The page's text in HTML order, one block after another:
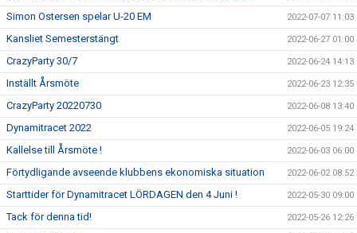
Simon Ostersen spelar U-20 EM 2022-07-07 11:03
Kansliet Semesterstängt 2022-06-27 01:00
CrazyParty 30/7 2022-06-24 14:13
Inställt Årsmöte 2022-06-23 12:35
CrazyParty 20220730 2022-06-08 13:40
Dynamitracet 2022 2022-06-05 19:24
Kallelse till Årsmöte ! 2022-06-03 06:00
Förtydligande avseende klubbens ekonomiska situation 2022-06-02 08:52
Starttider för Dynamitracet LÖRDAGEN den 4 Juni ! 2022-05-30 09:00
Tack för denna tid! 2022-05-26 12:26